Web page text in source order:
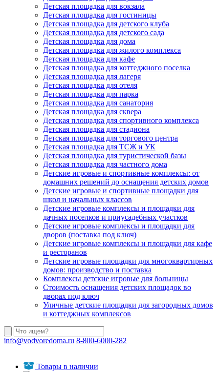
Детская площадка для вокзала
Детская площадка для гостиницы
Детская площадка для детского клуба
Детская площадка для детского сада
Детская площадка для дома
Детская площадка для жилого комплекса
Детская площадка для кафе
Детская площадка для коттеджного поселка
Детская площадка для лагеря
Детская площадка для отеля
Детская площадка для парка
Детская площадка для санатория
Детская площадка для сквера
Детская площадка для спортивного комплекса
Детская площадка для стадиона
Детская площадка для торгового центра
Детская площадка для ТСЖ и УК
Детская площадка для туристической базы
Детская площадка для частного дома
Детские игровые и спортивные комплексы: от
домашних решений до оснащения детских домов
Детские игровые и спортивные площадки для
школ и начальных классов
Детские игровые комплексы и площадки для
дачных поселков и приусадебных участков
Детские игровые комплексы и площадки для
дворов (поставка под ключ)
Детские игровые комплексы и площадки для кафе
и ресторанов
Детские игровые площадки для многоквартирных
домов: производство и поставка
Комплексы детские игровые для больницы
Стоимость оснащения детских площадок во
дворах под ключ
Уличные детские площадки для загородных домов
и коттеджных комплексов
info@vodvoredoma.ru 8-800-6000-282
Товары в наличии